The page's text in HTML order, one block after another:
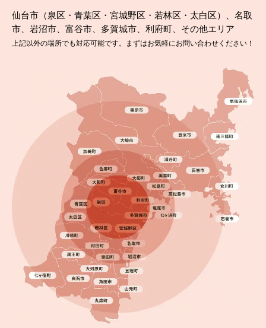
完成日 2025.09.19
一条工務店の外壁塗装は必要？名取市で塗り替え工
事を行いました！
仙台市（泉区・青葉区・宮城野区・若林区・太白区）、名取
市、岩沼市、富谷市、多賀城市、利府町、その他エリア
上記以外の場所でも対応可能です。まずはお気軽にお問い合わせください！